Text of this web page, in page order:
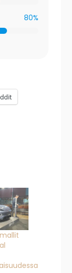
80%